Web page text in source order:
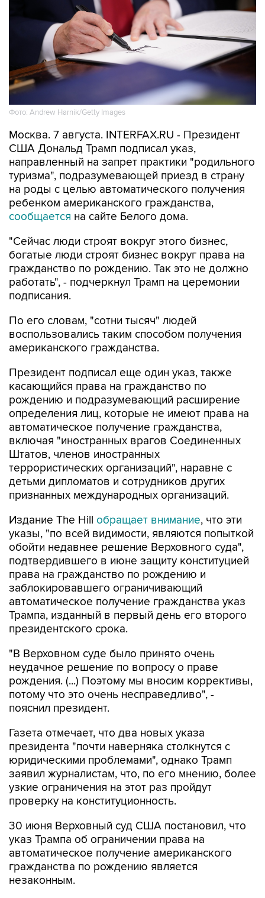
Фото: Andrew Harnik/Getty Images
Москва. 7 августа. INTERFAX.RU - Президент
США Дональд Трамп подписал указ,
направленный на запрет практики "родильного
туризма", подразумевающей приезд в страну
на роды с целью автоматического получения
ребенком американского гражданства,
сообщается на сайте Белого дома.
"Сейчас люди строят вокруг этого бизнес,
богатые люди строят бизнес вокруг права на
гражданство по рождению. Так это не должно
работать", - подчеркнул Трамп на церемонии
подписания.
По его словам, "сотни тысяч" людей
воспользовались таким способом получения
американского гражданства.
Президент подписал еще один указ, также
касающийся права на гражданство по
рождению и подразумевающий расширение
определения лиц, которые не имеют права на
автоматическое получение гражданства,
включая "иностранных врагов Соединенных
Штатов, членов иностранных
террористических организаций", наравне с
детьми дипломатов и сотрудников других
признанных международных организаций.
Издание The Hill обращает внимание, что эти
указы, "по всей видимости, являются попыткой
обойти недавнее решение Верховного суда",
подтвердившего в июне защиту конституцией
права на гражданство по рождению и
заблокировавшего ограничивающий
автоматическое получение гражданства указ
Трампа, изданный в первый день его второго
президентского срока.
"В Верховном суде было принято очень
неудачное решение по вопросу о праве
рождения. (...) Поэтому мы вносим коррективы,
потому что это очень несправедливо", -
пояснил президент.
Газета отмечает, что два новых указа
президента "почти наверняка столкнутся с
юридическими проблемами", однако Трамп
заявил журналистам, что, по его мнению, более
узкие ограничения на этот раз пройдут
проверку на конституционность.
30 июня Верховный суд США постановил, что
указ Трампа об ограничении права на
автоматическое получение американского
гражданства по рождению является
незаконным.